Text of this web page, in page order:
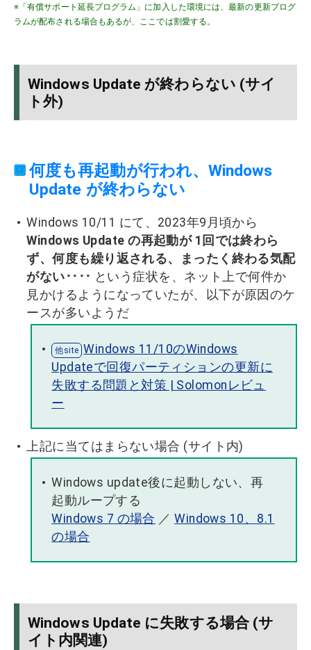
※「有償サポート延長プログラム」に加入した環境には、最新の更新プログ
ラムが配布される場合もあるが、ここでは割愛する。
Windows Update が終わらない (サイ
ト外)
何度も再起動が行われ、Windows
Update が終わらない
Windows 10/11 にて、2023年9月頃から
Windows Update の再起動が 1回では終わら
ず、何度も繰り返される、まったく終わる気配
がない････ という症状を、ネット上で何件か
見かけるようになっていたが、以下が原因のケ
ースが多いようだ
Windows 11/10のWindows
Updateで回復パーティションの更新に
失敗する問題と対策 | Solomonレビュ
ー
上記に当てはまらない場合 (サイト内)
Windows update後に起動しない、再
起動ループする
Windows 7 の場合 ／Windows 10、8.1
の場合
Windows Update に失敗する場合 (サ
イト内関連)